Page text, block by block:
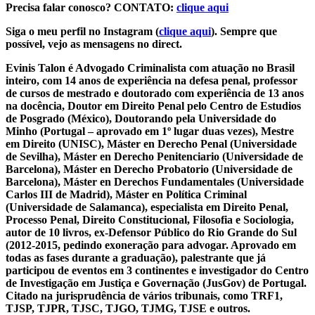
Precisa falar conosco? CONTATO: clique aqui
Siga o meu perfil no Instagram (clique aqui). Sempre que
possível, vejo as mensagens no direct.
Evinis Talon é Advogado Criminalista com atuação no Brasil
inteiro, com 14 anos de experiência na defesa penal, professor
de cursos de mestrado e doutorado com experiência de 13 anos
na docência, Doutor em Direito Penal pelo Centro de Estudios
de Posgrado (México), Doutorando pela Universidade do
Minho (Portugal – aprovado em 1º lugar duas vezes), Mestre
em Direito (UNISC), Máster en Derecho Penal (Universidade
de Sevilha), Máster en Derecho Penitenciario (Universidade de
Barcelona), Máster en Derecho Probatorio (Universidade de
Barcelona), Máster en Derechos Fundamentales (Universidade
Carlos III de Madrid), Máster en Política Criminal
(Universidade de Salamanca), especialista em Direito Penal,
Processo Penal, Direito Constitucional, Filosofia e Sociologia,
autor de 10 livros, ex-Defensor Público do Rio Grande do Sul
(2012-2015, pedindo exoneração para advogar. Aprovado em
todas as fases durante a graduação), palestrante que já
participou de eventos em 3 continentes e investigador do Centro
de Investigação em Justiça e Governação (JusGov) de Portugal.
Citado na jurisprudência de vários tribunais, como TRF1,
TJSP, TJPR, TJSC, TJGO, TJMG, TJSE e outros.